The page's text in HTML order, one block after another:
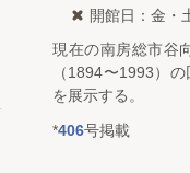
開館日：金・
現在の南房総市谷
（1894〜1993）
を展示する。
*406号掲載